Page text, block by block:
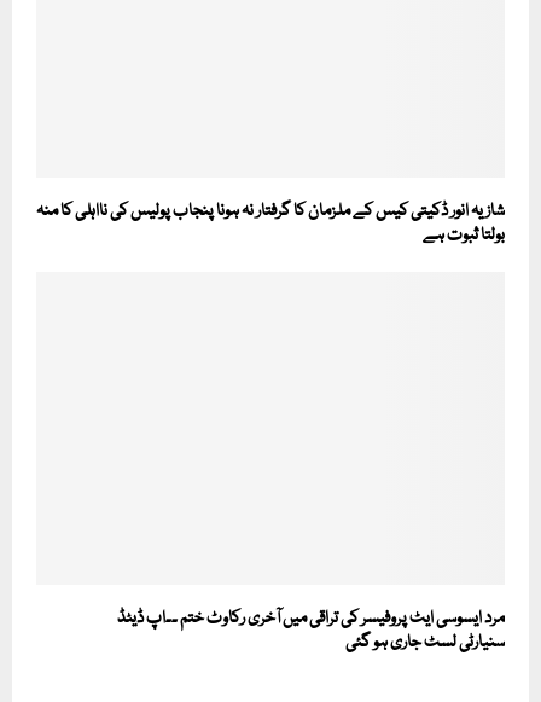
شازیہ انور ڈکیتی کیس کے ملزمان کا گرفتار نہ ہونا پنجاب پولیس کی نااہلی کا منہ
بولتا ثبوت ہے
مرد ایسوسی ایٹ پروفیسر کی تراقی میں آخری رکاوٹ ختم ۔۔اپ ڈیٹڈ
سنیارٹی لسٹ جاری ہو گئی